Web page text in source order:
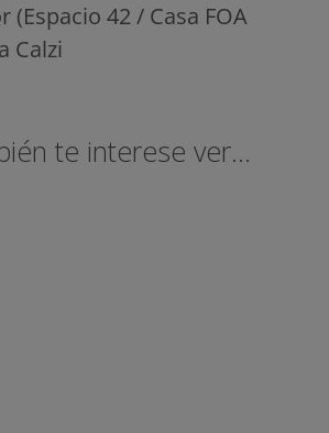
(Espacio 42 / Casa FOA
Calzi
te interese ver...